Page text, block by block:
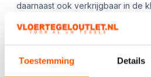
Toestemming Details
daarnaast ook verkrijgbaar in de
, zodat u eenvoudig de
creëren.
aanvullende afbeeldingen!**